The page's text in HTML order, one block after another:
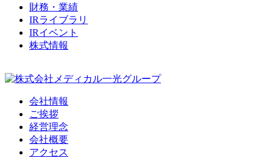
財務・業績
IRライブラリ
IRイベント
株式情報
会社情報
ご挨拶
経営理念
会社概要
アクセス